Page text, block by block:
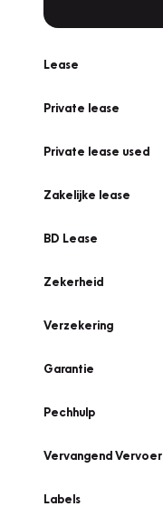
Lease
Private lease
Private lease used
Zakelijke lease
BD Lease
Zekerheid
Verzekering
Garantie
Pechhulp
Vervangend Vervoer
Labels